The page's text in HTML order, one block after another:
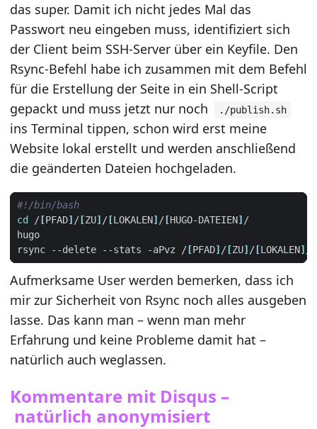
das super. Damit ich nicht jedes Mal das
Passwort neu eingeben muss, identifiziert sich
der Client beim SSH-Server über ein Keyfile. Den
Rsync-Befehl habe ich zusammen mit dem Befehl
für die Erstellung der Seite in ein Shell-Script
gepackt und muss jetzt nur noch
./publish.sh
ins Terminal tippen, schon wird erst meine
Website lokal erstellt und werden anschließend
die geänderten Dateien hochgeladen.
cd
/ [PFAD] / [ZU] / [LOKALEN] / [HUGO-DATEIEN]
rsync --delete --stats -aPvz / [PFAD] / [ZU] / [LOKALEN] /
Aufmerksame User werden bemerken, dass ich
mir zur Sicherheit von Rsync noch alles ausgeben
lasse. Das kann man – wenn man mehr
Erfahrung und keine Probleme damit hat –
natürlich auch weglassen.
Kommentare mit Disqus –
natürlich anonymisiert